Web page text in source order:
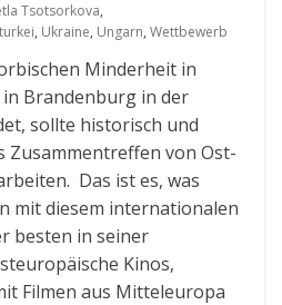
Tsotsorkova,
turkei, Ukraine, Ungarn, Wettbewerb
Minderheit in
in Brandenburg in der
sollte historisch und
Zusammentreffen von Ost-
Das ist es, was
mit diesem internationalen
besten in seiner
Kinos,
Filmen aus Mitteleuropa